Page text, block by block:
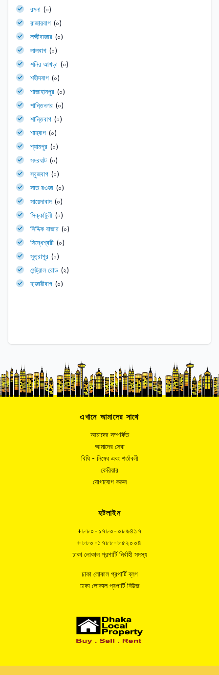
রমনা (০)
রাজারবাগ (০)
লক্ষ্মীবাজার (০)
লালবাগ (০)
শনির আখড়া (০)
শহীদবাগ (০)
শাজাহানপুর (০)
শান্তিনগর (০)
শান্তিবাগ (০)
শাহবাগ (০)
শ্যামপুর (০)
সদরঘাট (০)
সবুজবাগ (০)
সাত রওজা (০)
সায়েদাবাদ (০)
সিক্কাটুলী (০)
সিদ্দিক বাজার (০)
সিদ্ধেশ্বরী (০)
সুত্রাপুর (০)
সেন্ট্রাল রোড (২)
হাজারীবাগ (০)
এখানে আমাদের সাথে
আমাদের সম্পর্কিত
আমাদের সেবা
বিধি - নিষেধ এবং শর্তাবলী
কেরিয়ার
যোগাযোগ করুন
হটলাইন
+৮৮০-১৭৮০-০৮৬৪১৭
+৮৮০-১৭৮৮-৮৫২০০৪
ঢাকা লোকাল প্রপার্টি নির্বাহী সদস্য
ঢাকা লোকাল প্রপার্টি ব্লগ
ঢাকা লোকাল প্রপার্টি নিউজ